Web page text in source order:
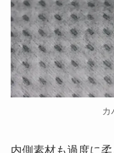
内側素材も過度に